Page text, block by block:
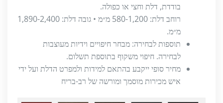
בודדת, דלת וחצי או כפולה.
רוחב דלת: 580-1,200 מ״מ • גובה דלת: 1,890-2,400
מ״מ.
תוספות לבחירה: מבחר חיפויים וידיות מעוצבות
לבחירה. חיפוי משקוף בתוספת תשלום.
מחיר סופי ייקבע בהתאם למידות ולמפרט הדלת ועל ידי
איש מכירות מוסמך ומורשה של רב-בריח